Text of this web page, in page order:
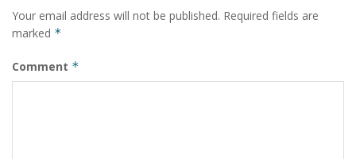
Your email address will not be published. Required fields are
marked *
Comment *